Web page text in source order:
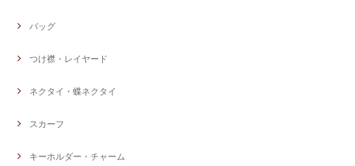
バッグ
つけ襟・レイヤード
ネクタイ・蝶ネクタイ
スカーフ
キーホルダー・チャーム